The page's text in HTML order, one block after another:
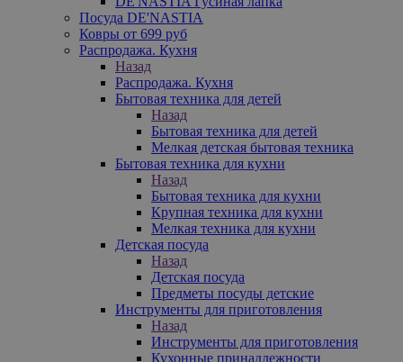
Посуда DE'NASTIA
Ковры от 699 руб
Распродажа. Кухня
Назад
Распродажа. Кухня
Бытовая техника для детей
Назад
Бытовая техника для детей
Мелкая детская бытовая техника
Бытовая техника для кухни
Назад
Бытовая техника для кухни
Крупная техника для кухни
Мелкая техника для кухни
Детская посуда
Назад
Детская посуда
Предметы посуды детские
Инструменты для приготовления
Назад
Инструменты для приготовления
Кухонные принадлежности